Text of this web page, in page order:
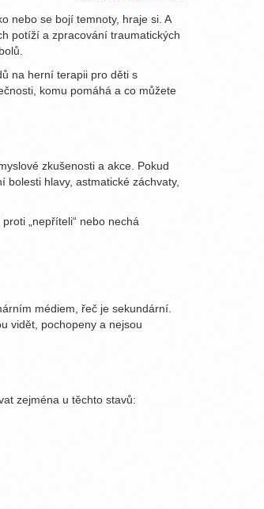
nebo se bojí temnoty, hraje si. A
potíží a zpracování traumatických
na herní terapii pro děti s
komu pomáhá a co můžete
zkušenosti a akce. Pokud
hlavy, astmatické záchvaty,
„nepříteli“ nebo nechá
médiem, řeč je sekundární.
vidět, pochopeny a nejsou
zejména u těchto stavů: